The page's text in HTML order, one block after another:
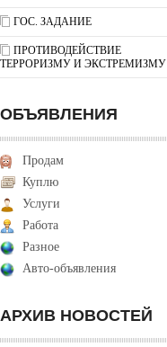
ГОС. ЗАДАНИЕ
ПРОТИВОДЕЙСТВИЕ
ТЕРРОРИЗМУ И ЭКСТРЕМИЗМУ
ОБЪЯВЛЕНИЯ
Продам
Куплю
Услуги
Работа
Разное
Авто-объявления
АРХИВ НОВОСТЕЙ